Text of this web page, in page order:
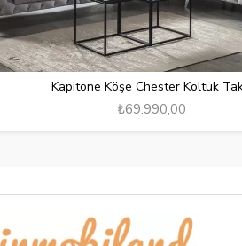
Chester Koltuk Takımı